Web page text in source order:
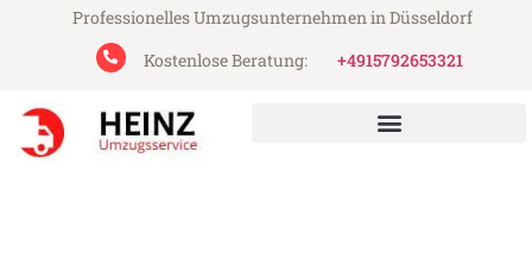
Professionelles Umzugsunternehmen in Düsseldorf
Kostenlose Beratung:
+4915792653321